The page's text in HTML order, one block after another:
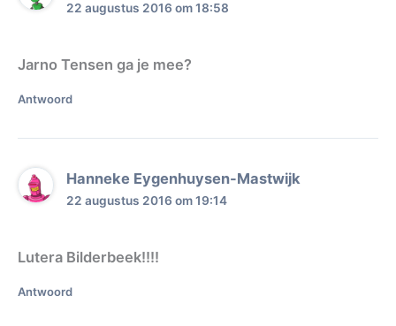
22 augustus 2016 om 18:58
Jarno Tensen ga je mee?
Antwoord
Hanneke Eygenhuysen-Mastwijk
22 augustus 2016 om 19:14
Lutera Bilderbeek!!!!
Antwoord